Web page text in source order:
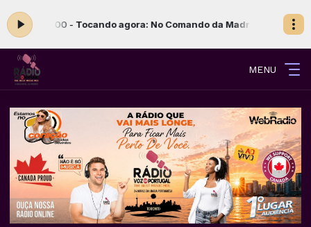
às 06:00 -Tocando agora: No Comando da Madrugada
MENU